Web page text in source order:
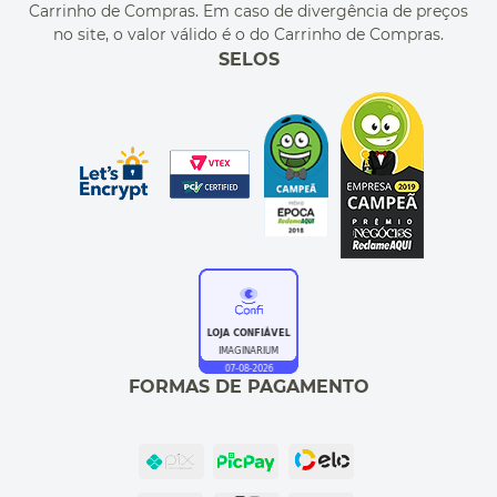
Carrinho de Compras. Em caso de divergência de preços
no site, o valor válido é o do Carrinho de Compras.
SELOS
FORMAS DE PAGAMENTO